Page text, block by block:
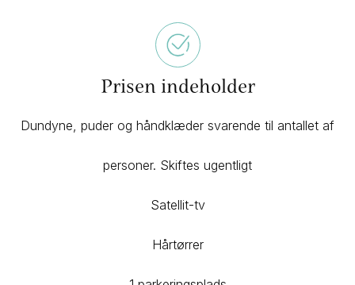
Prisen indeholder
Dundyne, puder og håndklæder svarende til antallet af
personer. Skiftes ugentligt
Satellit-tv
Hårtørrer